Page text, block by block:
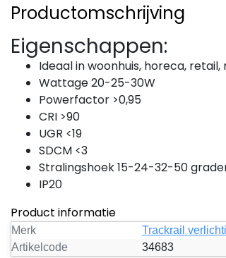
Productomschrijving
Eigenschappen:
Ideaal in woonhuis, horeca,
Wattage 20-25-30W
Powerfactor >0,95
CRI >90
UGR <19
SDCM <3
Stralingshoek 15-24-32-50
IP20
Product informatie
Merk
Trackrail
Artikelcode
34683